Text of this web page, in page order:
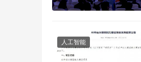
人工智能